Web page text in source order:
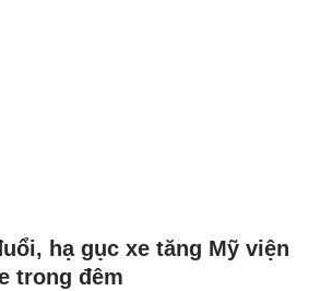
hạ gục xe tăng Mỹ viện
trong đêm